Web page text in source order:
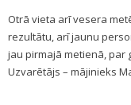
Otrā vieta arī vesera
rezultātu, arī jaunu
jau pirmajā metienā, par
Uzvarētājs – mājinieks